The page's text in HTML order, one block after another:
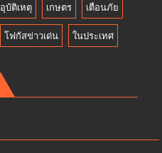
อุบัติเหตุ เกษตร เตือนภัย
โฟกัสข่าวเด่น ในประเทศ